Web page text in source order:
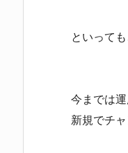
といって
今までは
新規でチャ